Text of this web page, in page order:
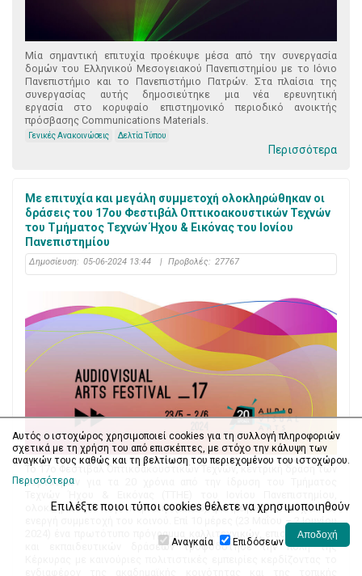
Μία σημαντική επιτυχία προέκυψε μέσα από την συνεργασία
δομών του Ελληνικού Μεσογειακού Πανεπιστημίου με το Ιόνιο
Πανεπιστήμιο και το Πανεπιστήμιο Πατρών. Στα πλαίσια της
συνεργασίας αυτής δημοσιεύτηκε μια νέα ερευνητική
εργασία στο κορυφαίο επιστημονικό περιοδικό ανοικτής
πρόσβασης Communications Materials.
Γενικές Ανακοινώσεις Δελτία Τύπου
Περισσότερα
Mε επιτυχία και μεγάλη συμμετοχή ολοκληρώθηκαν οι
δράσεις του 17ου Φεστιβάλ Οπτικοακουστικών Τεχνών
του Τμήματος Τεχνών Ήχου & Εικόνας του Ιονίου
Πανεπιστημίου
Δημοσίευση: 05-06-2024 13:44 | Προβολές: 27767
Το 17ο Φεστιβάλ Οπτικοακουστικών Τεχνών, κεντρική δράση των
εορτασμών για τα 20 χρόνια από την ίδρυση του Τμήματος
ολοκληρώθηκε την Κυριακή (02/06) με μεγάλη επιτυχία και
ενεργή συμμετοχή του κοινού. Επί 10 μέρες (23 Μαΐου – 2 Ιουνίου
2024) ένα πρωτότυπο πρόγραμμα καλλιτεχνικών, επιστημονικών
και εκπαιδευτικών δράσεων τροφοδότησε την πόλη της
Αυτός ο ιστοχώρος χρησιμοποιεί cookies για τη συλλογή πληροφοριών
σχετικά με τη χρήση του από επισκέπτες, με στόχο την κάλυψη των
αναγκών τους καθώς και τη βελτίωση του περιεχομένου του ιστοχώρου.
Περισσότερα
Επιλέξτε ποιοι τύποι cookies θέλετε να χρησιμοποιηθούν
Αναγκαία Επιδόσεων